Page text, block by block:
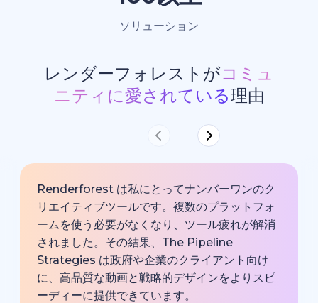
ソリューション
レンダーフォレストがコミュ
ニティに愛されている理由
Renderforest は私にとってナンバーワンのク
リエイティブツールです。複数のプラットフォ
ームを使う必要がなくなり、ツール疲れが解消
されました。その結果、The Pipeline
Strategies は政府や企業のクライアント向け
に、高品質な動画と戦略的デザインをよりスピ
ーディーに提供できています。